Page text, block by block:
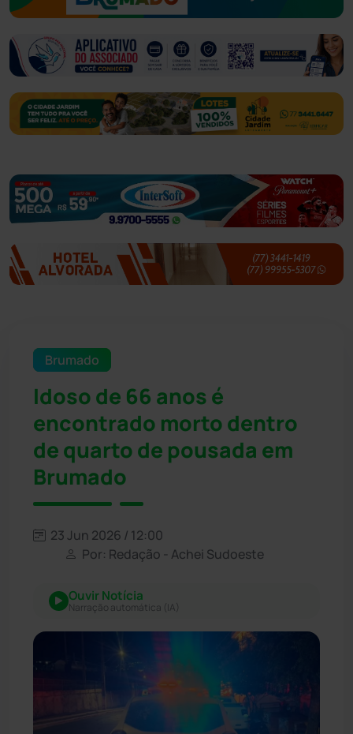
Brumado
Idoso de 66 anos é
encontrado morto dentro
de quarto de pousada em
Brumado
23 Jun 2026 / 12:00
Por: Redação - Achei Sudoeste
Ouvir Notícia
Narração automática (IA)